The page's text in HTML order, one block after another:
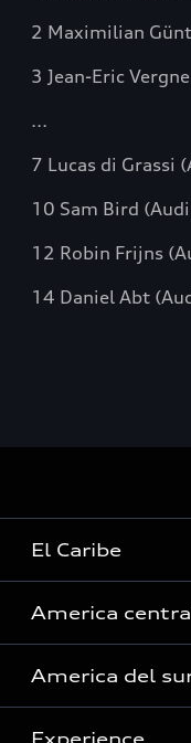
2 Maximilian
3 Jean-Eric
...
7 Lucas di Grassi
10 Sam Bird
12 Robin Frijns
14 Daniel Abt
El Caribe
Curaçao
Guyane française
America
Costa Rica
America del
Experience